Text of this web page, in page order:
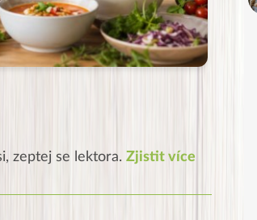
zeptej se lektora. Zjistit více